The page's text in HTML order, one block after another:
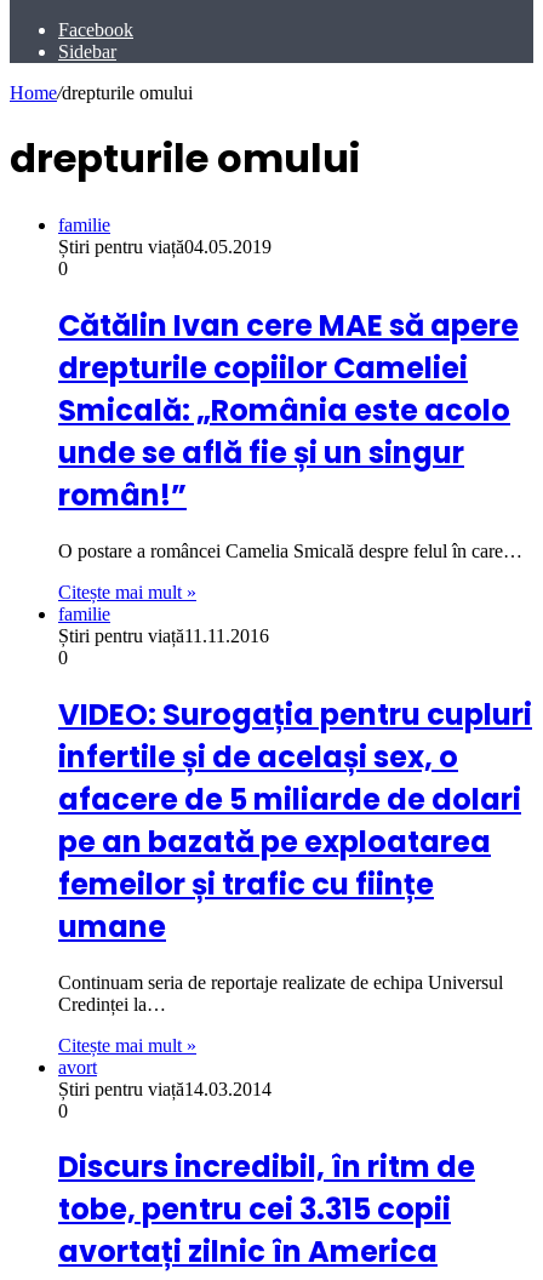
Facebook
Sidebar
Home/drepturile omului
drepturile omului
familie
Știri pentru viață04.05.2019
0
Cătălin Ivan cere MAE să apere
drepturile copiilor Cameliei
Smicală: „România este acolo
unde se află fie și un singur
român!”
O postare a româncei Camelia Smicală despre felul în care…
Citește mai mult »
familie
Știri pentru viață11.11.2016
0
VIDEO: Surogația pentru cupluri
infertile și de același sex, o
afacere de 5 miliarde de dolari
pe an bazată pe exploatarea
femeilor și trafic cu ființe
umane
Continuam seria de reportaje realizate de echipa Universul
Credinței la…
Citește mai mult »
avort
Știri pentru viață14.03.2014
0
Discurs incredibil, în ritm de
tobe, pentru cei 3.315 copii
avortați zilnic în America